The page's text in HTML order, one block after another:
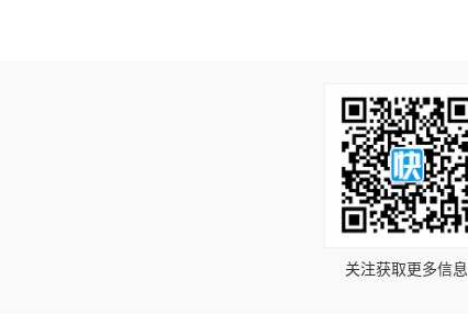
关注获取更多信息